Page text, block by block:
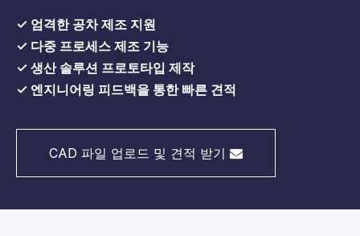
✓ 엄격한 공차 제조 지원
✓ 다중 프로세스 제조 기능
✓ 생산 솔루션 프로토타입 제작
✓ 엔지니어링 피드백을 통한 빠른 견적
CAD 파일 업로드 및 견적 받기